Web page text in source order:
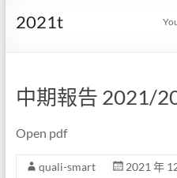
富
有
限
公
2021t
中期報告 2021/
Open pdf
quali-smart 2021 年